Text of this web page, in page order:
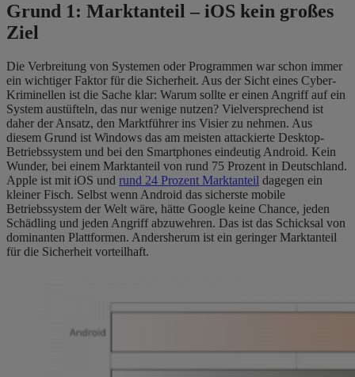
Grund 1: Marktanteil – iOS kein großes
Ziel
Die Verbreitung von Systemen oder Programmen war schon immer
ein wichtiger Faktor für die Sicherheit. Aus der Sicht eines Cyber-
Kriminellen ist die Sache klar: Warum sollte er einen Angriff auf ein
System austüfteln, das nur wenige nutzen? Vielversprechend ist
daher der Ansatz, den Marktführer ins Visier zu nehmen. Aus
diesem Grund ist Windows das am meisten attackierte Desktop-
Betriebssystem und bei den Smartphones eindeutig Android. Kein
Wunder, bei einem Marktanteil von rund 75 Prozent in Deutschland.
Apple ist mit iOS und rund 24 Prozent Marktanteil dagegen ein
kleiner Fisch. Selbst wenn Android das sicherste mobile
Betriebssystem der Welt wäre, hätte Google keine Chance, jeden
Schädling und jeden Angriff abzuwehren. Das ist das Schicksal von
dominanten Plattformen. Andersherum ist ein geringer Marktanteil
für die Sicherheit vorteilhaft.